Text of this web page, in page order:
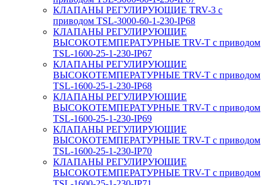
КЛАПАНЫ РЕГУЛИРУЮЩИЕ TRV-3 с
приводом TSL-3000-60-1-230-IP68
КЛАПАНЫ РЕГУЛИРУЮЩИЕ
ВЫСОКОТЕМПЕРАТУРНЫЕ TRV-T с приводом
TSL-1600-25-1-230-IP67
КЛАПАНЫ РЕГУЛИРУЮЩИЕ
ВЫСОКОТЕМПЕРАТУРНЫЕ TRV-T с приводом
TSL-1600-25-1-230-IP68
КЛАПАНЫ РЕГУЛИРУЮЩИЕ
ВЫСОКОТЕМПЕРАТУРНЫЕ TRV-T с приводом
TSL-1600-25-1-230-IP69
КЛАПАНЫ РЕГУЛИРУЮЩИЕ
ВЫСОКОТЕМПЕРАТУРНЫЕ TRV-T с приводом
TSL-1600-25-1-230-IP70
КЛАПАНЫ РЕГУЛИРУЮЩИЕ
ВЫСОКОТЕМПЕРАТУРНЫЕ TRV-T с приводом